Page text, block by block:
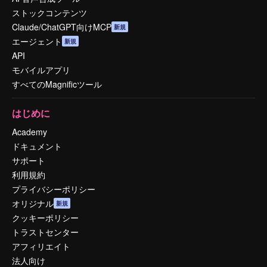
ストックコンテンツ
Claude/ChatGPT向けMCP 新規
エージェント 新規
API
モバイルアプリ
すべてのMagnificツール
はじめに
Academy
ドキュメント
サポート
利用規約
プライバシーポリシー
オリジナル 新規
クッキーポリシー
トラストセンター
アフィリエイト
法人向け